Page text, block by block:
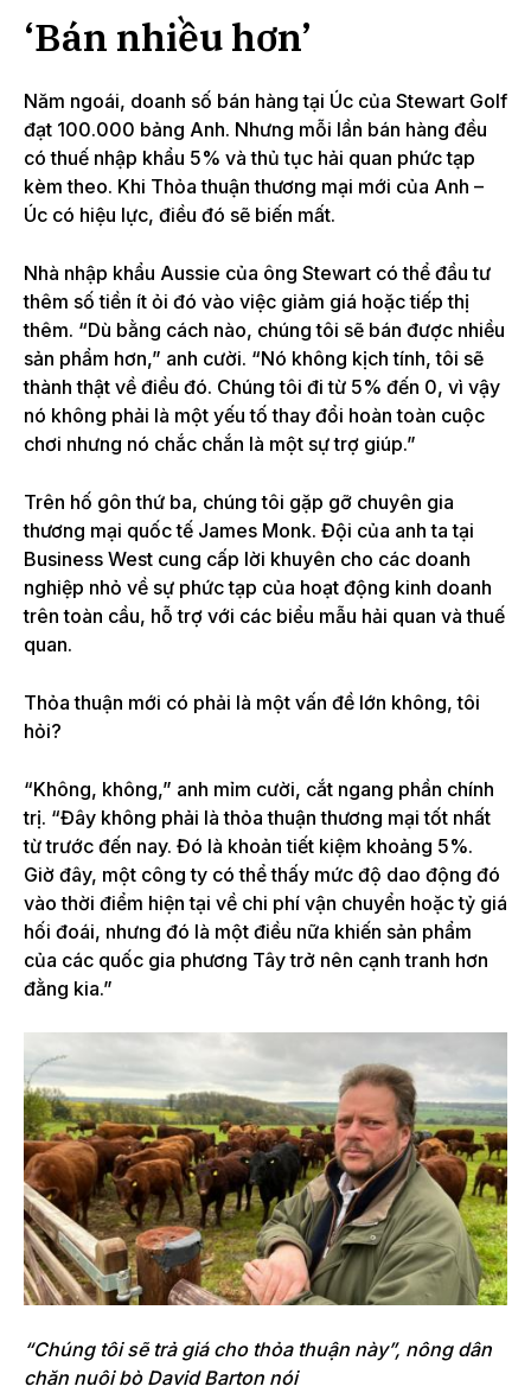
‘Bán nhiều hơn’
Năm ngoái, doanh số bán hàng tại Úc của Stewart Golf
đạt 100.000 bảng Anh. Nhưng mỗi lần bán hàng đều
có thuế nhập khẩu 5% và thủ tục hải quan phức tạp
kèm theo. Khi Thỏa thuận thương mại mới của Anh –
Úc có hiệu lực, điều đó sẽ biến mất.
Nhà nhập khẩu Aussie của ông Stewart có thể đầu tư
thêm số tiền ít ỏi đó vào việc giảm giá hoặc tiếp thị
thêm. “Dù bằng cách nào, chúng tôi sẽ bán được nhiều
sản phẩm hơn,” anh cười. “Nó không kịch tính, tôi sẽ
thành thật về điều đó. Chúng tôi đi từ 5% đến 0, vì vậy
nó không phải là một yếu tố thay đổi hoàn toàn cuộc
chơi nhưng nó chắc chắn là một sự trợ giúp.”
Trên hố gôn thứ ba, chúng tôi gặp gỡ chuyên gia
thương mại quốc tế James Monk. Đội của anh ta tại
Business West cung cấp lời khuyên cho các doanh
nghiệp nhỏ về sự phức tạp của hoạt động kinh doanh
trên toàn cầu, hỗ trợ với các biểu mẫu hải quan và thuế
quan.
Thỏa thuận mới có phải là một vấn đề lớn không, tôi
hỏi?
“Không, không,” anh mỉm cười, cắt ngang phần chính
trị. “Đây không phải là thỏa thuận thương mại tốt nhất
từ ​​trước đến nay. Đó là khoản tiết kiệm khoảng 5%.
Giờ đây, một công ty có thể thấy mức độ dao động đó
vào thời điểm hiện tại về chi phí vận chuyển hoặc tỷ giá
hối đoái, nhưng đó là một điều nữa khiến sản phẩm
của các quốc gia phương Tây trở nên cạnh tranh hơn
đằng kia.”
“Chúng tôi sẽ trả giá cho thỏa thuận này”, nông dân
chăn nuôi bò David Barton nói